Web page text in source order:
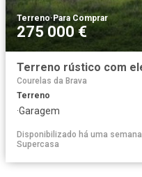
Terreno·Para Comprar
275 000 €
Courelas da Brava
Terreno
·Garagem
Disponibilizado há uma semana
Supercasa